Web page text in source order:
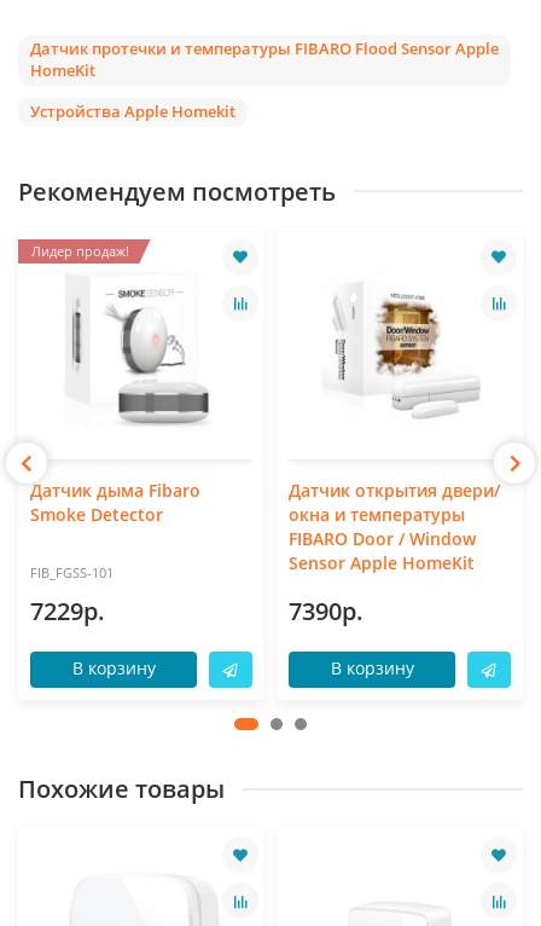
Датчик протечки и температуры FIBARO Flood Sensor Apple
HomeKit
Устройства Apple Homekit
Рекомендуем посмотреть
Лидер продаж!
Датчик дыма Fibaro
Smoke Detector
FIB_FGSS-101
7229р.
В корзину
Датчик открытия двери/
окна и температуры
FIBARO Door / Window
Sensor Apple HomeKit
7390р.
В корзину
Похожие товары